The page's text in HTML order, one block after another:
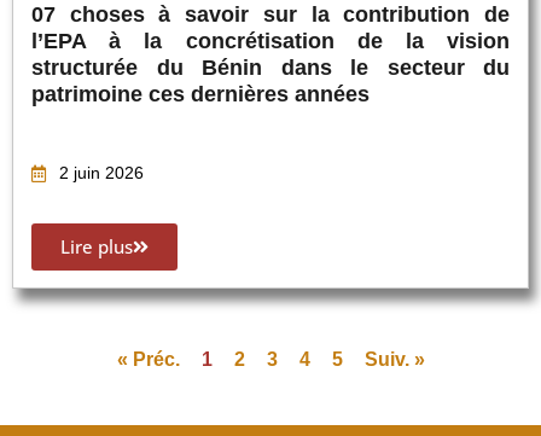
07 choses à savoir sur la contribution de
l’EPA à la concrétisation de la vision
structurée du Bénin dans le secteur du
patrimoine ces dernières années
2 juin 2026
Lire plus
« Préc. 1 2 3 4 5 Suiv. »